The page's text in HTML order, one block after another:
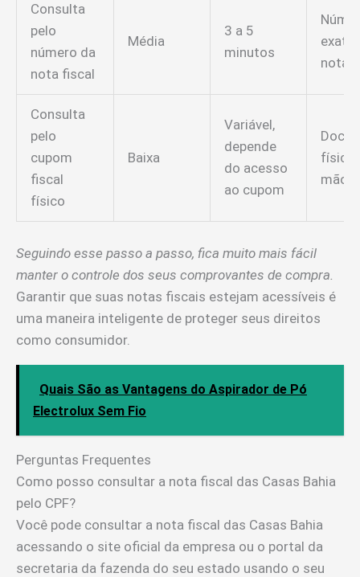
Consulta
pelo
número da
nota fiscal
Média
3 a 5
minutos
exato
nota
Consulta
pelo
cupom
fiscal
físico
Baixa
Variável,
depende
do acesso
ao cupom
físico
mãos
Seguindo esse passo a passo, fica muito mais fácil
manter o controle dos seus comprovantes de compra.
Garantir que suas notas fiscais estejam acessíveis é
uma maneira inteligente de proteger seus direitos
como consumidor.
Quais São as Vantagens do Aspirador de Pó
Electrolux Sem Fio
Perguntas Frequentes
Como posso consultar a nota fiscal das Casas Bahia
pelo CPF?
Você pode consultar a nota fiscal das Casas Bahia
acessando o site oficial da empresa ou o portal da
secretaria da fazenda do seu estado usando o seu